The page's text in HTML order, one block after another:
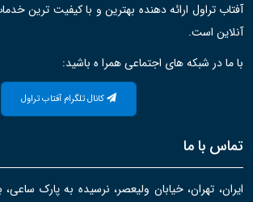
آفتاب تراول ارائه دهنده بهترین و با کیفیت ترین
آنلاین است.
با ما در شبکه های اجتماعی همرا ه باشید:
کانال تلگرام آفتاب تراول
تماس با ما
ایران، تهران، خیابان ولیعصر، نرسیده به پارک